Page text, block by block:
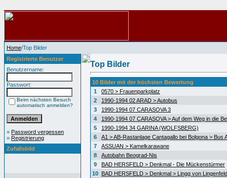
Home/Top Bilder
Registrierte Benutzer
Benutzername:
Passwort:
Beim nächsten Besuch
automatisch anmelden?
» Password vergessen
» Registrierung
Zufallsbild
Top Bilder
10 Bilder mit der höchsten Bewertung
1
0570 > Frauenparkplatz
2
1990-1994 02 ARAD > Autobus
3
1990-1994 07 CARASOVA 3
4
1990-1994 07 CARASOVA > Auf dem Weg in die
5
1990-1994 34 GARINA (WOLFSBERG)
6
A1 > AB-Rastanlage Cantagallo bei Bolgona > Bus
7
ASSUAN > Kamelkarawane
8
Autobahn Beograd-Nis
9
BAD HERSFELD > Denkmal - Die Mückenstürmer
10 BAD HERSFELD > Denkmal > Lingg von Lingenfeld